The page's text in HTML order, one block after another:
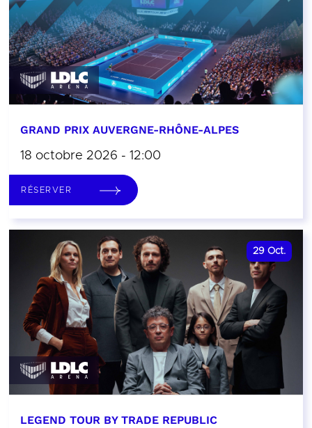
GRAND PRIX AUVERGNE-RHÔNE-ALPES
18 octobre 2026 - 12:00
RÉSERVER
29 Oct.
LEGEND TOUR BY TRADE REPUBLIC